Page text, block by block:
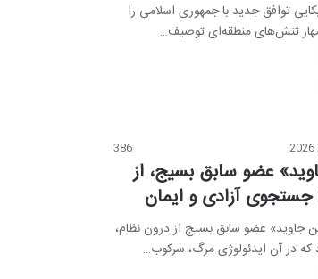
توافق جدید با جمهوری اسلامی را
تنش‌های منطقه‌ای توصیف…
386
عضو سابق بسیج، از
جستجوی آزادی و ایمان
جاوید» عضو سابق بسیج از درون نظام،
که در آن ایدئولوژی مرگ، سرکوب…